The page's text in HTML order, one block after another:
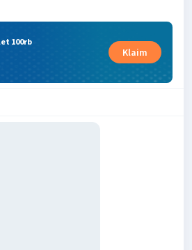
100rb
Klaim